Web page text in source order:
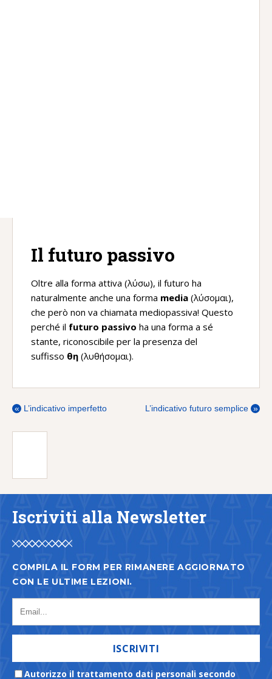
Il futuro passivo
Oltre alla forma attiva (λύσω), il futuro ha
naturalmente anche una forma media (λύσομαι),
che però non va chiamata mediopassiva! Questo
perché il futuro passivo ha una forma a sé
stante, riconoscibile per la presenza del
suffisso θη (λυθήσομαι).
« L’indicativo imperfetto L’indicativo futuro semplice »
Iscriviti alla Newsletter
COMPILA IL FORM PER RIMANERE AGGIORNATO
CON LE ULTIME LEZIONI.
ISCRIVITI
Autorizzo il trattamento dati personali secondo